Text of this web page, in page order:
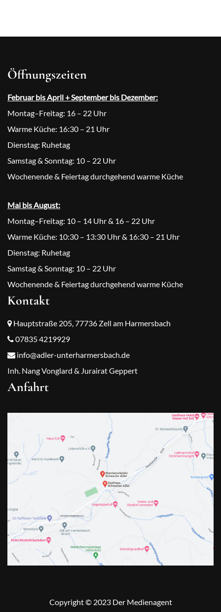
Öffnungszeiten
Februar bis April + September bis Dezember:
Montag–Freitag: 16 – 22 Uhr
Warme Küche: 16:30 – 21 Uhr
Dienstag: Ruhetag
Samstag & Sonntag: 10 – 22 Uhr
Wochenende & Feiertag durchgehend warme Küche
Mai bis August:
Montag–Freitag: 10 – 14 Uhr & 16 – 22 Uhr
Warme Küche: 10:30 – 13:30 Uhr & 16:30 – 21 Uhr
Dienstag: Ruhetag
Samstag & Sonntag: 10 – 22 Uhr
Wochenende & Feiertag durchgehend warme Küche
Kontakt
Hauptstraße 205, 77736 Zell am Harmersbach
07835 4219929
info@adler-unterharmersbach.de
Inh. Nang Vonglard & Jurairat Geppert
Anfahrt
Copyright © 2023 Der Medienagent